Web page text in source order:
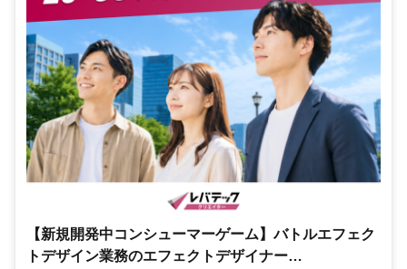
【新規開発中コンシューマーゲーム】バトルエフェク
トデザイン業務のエフェクトデザイナー